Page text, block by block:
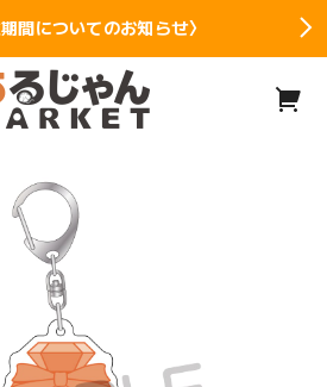
間についてのお知らせ〉